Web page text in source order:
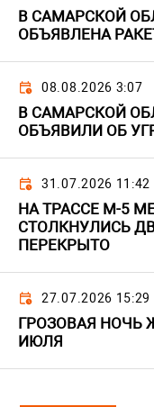
В САМАРСКОЙ
ОБЪЯВЛЕНА
08.08.2026 3:07
В САМАРСКОЙ
ОБЪЯВИЛИ ОБ
31.07.2026 11:42
НА ТРАССЕ М-5
СТОЛКНУЛИСЬ
ПЕРЕКРЫТО
27.07.2026 15:29
ГРОЗОВАЯ НОЧЬ
ИЮЛЯ